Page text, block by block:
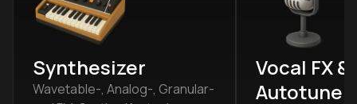
Synthesizer
Wavetable-, Analog-, Granular-
Vocal FX &
Autotune